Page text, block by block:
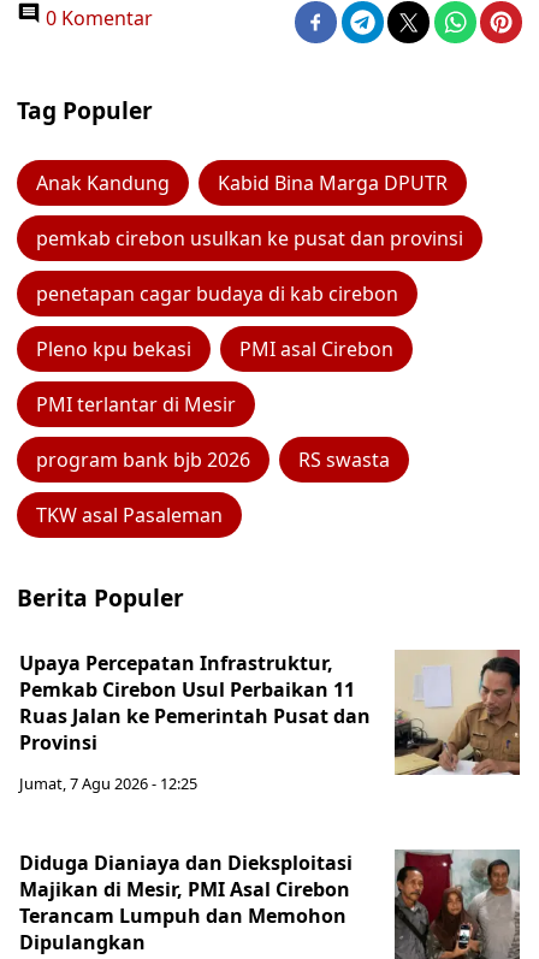
0 Komentar
Tag Populer
Anak Kandung Kabid Bina Marga DPUTR
pemkab cirebon usulkan ke pusat dan provinsi
penetapan cagar budaya di kab cirebon
Pleno kpu bekasi PMI asal Cirebon
PMI terlantar di Mesir
program bank bjb 2026 RS swasta
TKW asal Pasaleman
Berita Populer
Upaya Percepatan Infrastruktur,
Pemkab Cirebon Usul Perbaikan 11
Ruas Jalan ke Pemerintah Pusat dan
Provinsi
Jumat, 7 Agu 2026 - 12:25
Diduga Dianiaya dan Dieksploitasi
Majikan di Mesir, PMI Asal Cirebon
Terancam Lumpuh dan Memohon
Dipulangkan